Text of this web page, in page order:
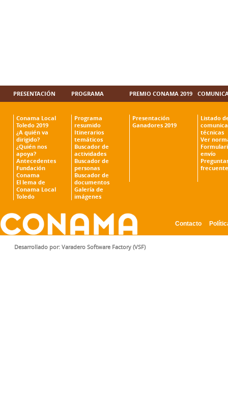
PRESENTACIÓN
Conama Local
Toledo 2019
¿A quién va
dirigido?
¿Quién nos
apoya?
Antecedentes
Fundación
Conama
El lema de
Conama Local
Toledo
PROGRAMA
Programa
resumido
Itinerarios
temáticos
Buscador de
actividades
Buscador de
personas
Buscador de
documentos
Galería de
imágenes
PREMIO CONAMA 2019
Presentación
Ganadores 2019
Listado
técnicas
Ver
envío
Contacto
Desarrollado por: Varadero Software Factory (VSF)
CONFIGURACIÓN DE COOKIES